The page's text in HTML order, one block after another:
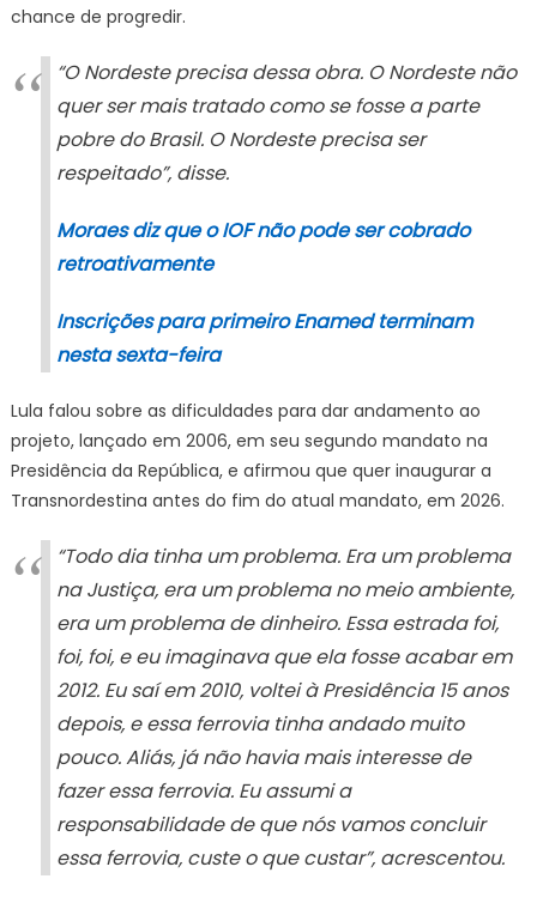
chance de progredir.
“O Nordeste precisa dessa obra. O Nordeste não
quer ser mais tratado como se fosse a parte
pobre do Brasil. O Nordeste precisa ser
respeitado”, disse.
Moraes diz que o IOF não pode ser cobrado
retroativamente
Inscrições para primeiro Enamed terminam
nesta sexta-feira
Lula falou sobre as dificuldades para dar andamento ao
projeto, lançado em 2006, em seu segundo mandato na
Presidência da República, e afirmou que quer inaugurar a
Transnordestina antes do fim do atual mandato, em 2026.
“Todo dia tinha um problema. Era um problema
na Justiça, era um problema no meio ambiente,
era um problema de dinheiro. Essa estrada foi,
foi, foi, e eu imaginava que ela fosse acabar em
2012. Eu saí em 2010, voltei à Presidência 15 anos
depois, e essa ferrovia tinha andado muito
pouco. Aliás, já não havia mais interesse de
fazer essa ferrovia. Eu assumi a
responsabilidade de que nós vamos concluir
essa ferrovia, custe o que custar”, acrescentou.